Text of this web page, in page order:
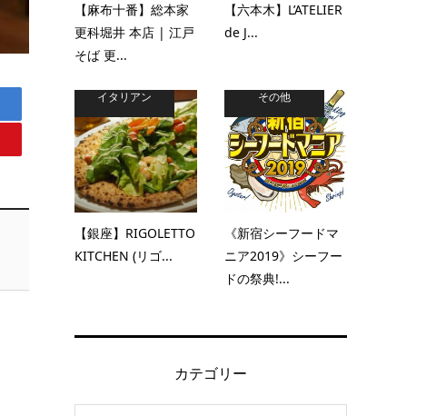
【麻布十番】総本家
更科堀井 本店 | 江戸
そば 更...
【六本木】L’ATELIER
de J...
イタリアン
【銀座】RIGOLETTO
KITCHEN (リゴ...
その他
《新宿シーフードマ
ニア2019》シーフー
ドの祭典!...
カテゴリー